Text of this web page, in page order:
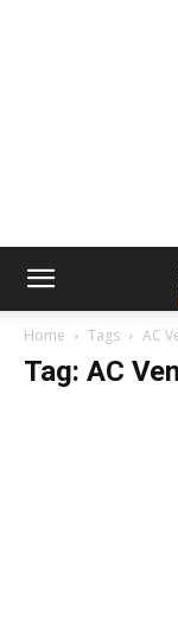
Home Tags AC
Tag: AC